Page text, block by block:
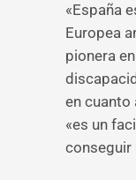
«España
Europea
pionera
en cuanto
«es un
conseguir